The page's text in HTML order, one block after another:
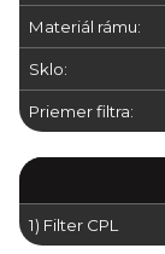
Materiál rámu:
Sklo:
Priemer filtra:
1) Filter CPL